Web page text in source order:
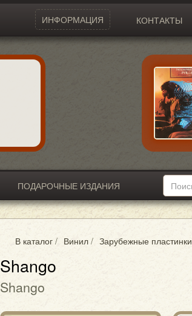
ИНФОРМАЦИЯ КОНТАКТЫ
ПОДАРОЧНЫЕ ИЗДАНИЯ
В каталог / Винил / Зарубежные пластинки
Shango
Shango